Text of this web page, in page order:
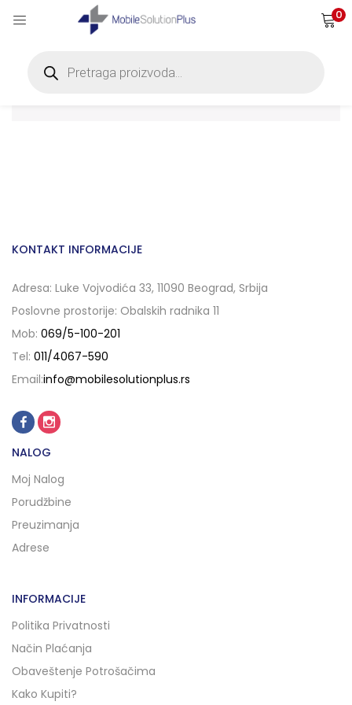
0
search
KONTAKT INFORMACIJE
Adresa: Luke Vojvodića 33, 11090 Beograd, Srbija
Poslovne prostorije: Obalskih radnika 11
Mob: 069/5-100-201
Tel: 011/4067-590
Email:info@mobilesolutionplus.rs
NALOG
Moj Nalog
Porudžbine
Preuzimanja
Adrese
INFORMACIJE
Politika Privatnosti
Način Plaćanja
Obaveštenje Potrošačima
Kako Kupiti?